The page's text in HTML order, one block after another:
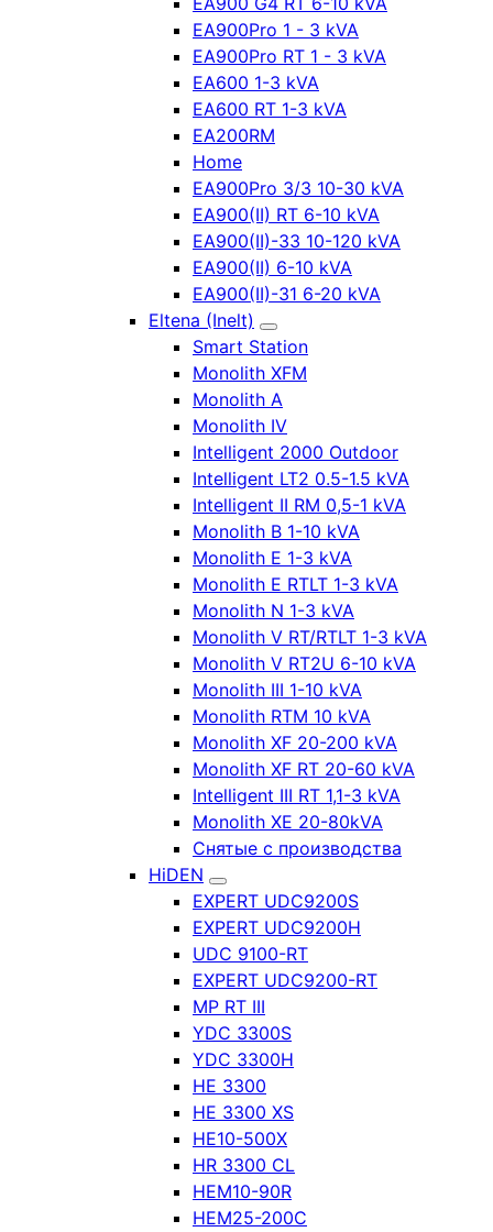
EA900Pro 1 - 3 kVA
EA900Pro RT 1 - 3 kVA
EA600 1-3 kVA
EA600 RT 1-3 kVA
EA200RM
Home
EA900Pro 3/3 10-30 kVA
EA900(II) RT 6-10 kVA
EA900(II)-33 10-120 kVA
EA900(II) 6-10 kVA
EA900(II)-31 6-20 kVA
Eltena (Inelt)
Smart Station
Monolith XFM
Monolith A
Monolith IV
Intelligent 2000 Outdoor
Intelligent LT2 0.5-1.5 kVA
Intelligent II RM 0,5-1 kVA
Monolith B 1-10 kVA
Monolith E 1-3 kVA
Monolith E RTLT 1-3 kVA
Monolith N 1-3 kVA
Monolith V RT/RTLT 1-3 kVA
Monolith V RT2U 6-10 kVA
Monolith III 1-10 kVA
Monolith RTM 10 kVA
Monolith XF 20-200 kVA
Monolith XF RT 20-60 kVA
Intelligent III RT 1,1-3 kVA
Monolith XE 20-80kVA
Снятые с производства
HiDEN
EXPERT UDC9200S
EXPERT UDC9200H
UDC 9100-RT
EXPERT UDC9200-RT
MP RT III
YDC 3300S
YDC 3300H
HE 3300
HE 3300 XS
HE10-500X
HR 3300 CL
HEM10-90R
HEM25-200C